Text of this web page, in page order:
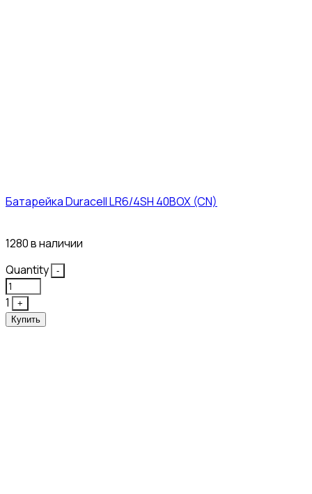
Батарейка Duracell LR6/4SH 40BOX (CN)
1280 в наличии
Quantity
-
1
+
Купить